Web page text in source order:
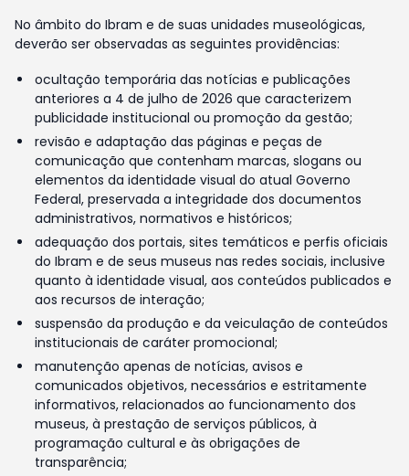
No âmbito do Ibram e de suas unidades museológicas,
deverão ser observadas as seguintes providências:
ocultação temporária das notícias e publicações
anteriores a 4 de julho de 2026 que caracterizem
publicidade institucional ou promoção da gestão;
revisão e adaptação das páginas e peças de
comunicação que contenham marcas, slogans ou
elementos da identidade visual do atual Governo
Federal, preservada a integridade dos documentos
administrativos, normativos e históricos;
adequação dos portais, sites temáticos e perfis oficiais
do Ibram e de seus museus nas redes sociais, inclusive
quanto à identidade visual, aos conteúdos publicados e
aos recursos de interação;
suspensão da produção e da veiculação de conteúdos
institucionais de caráter promocional;
manutenção apenas de notícias, avisos e
comunicados objetivos, necessários e estritamente
informativos, relacionados ao funcionamento dos
museus, à prestação de serviços públicos, à
programação cultural e às obrigações de
transparência;